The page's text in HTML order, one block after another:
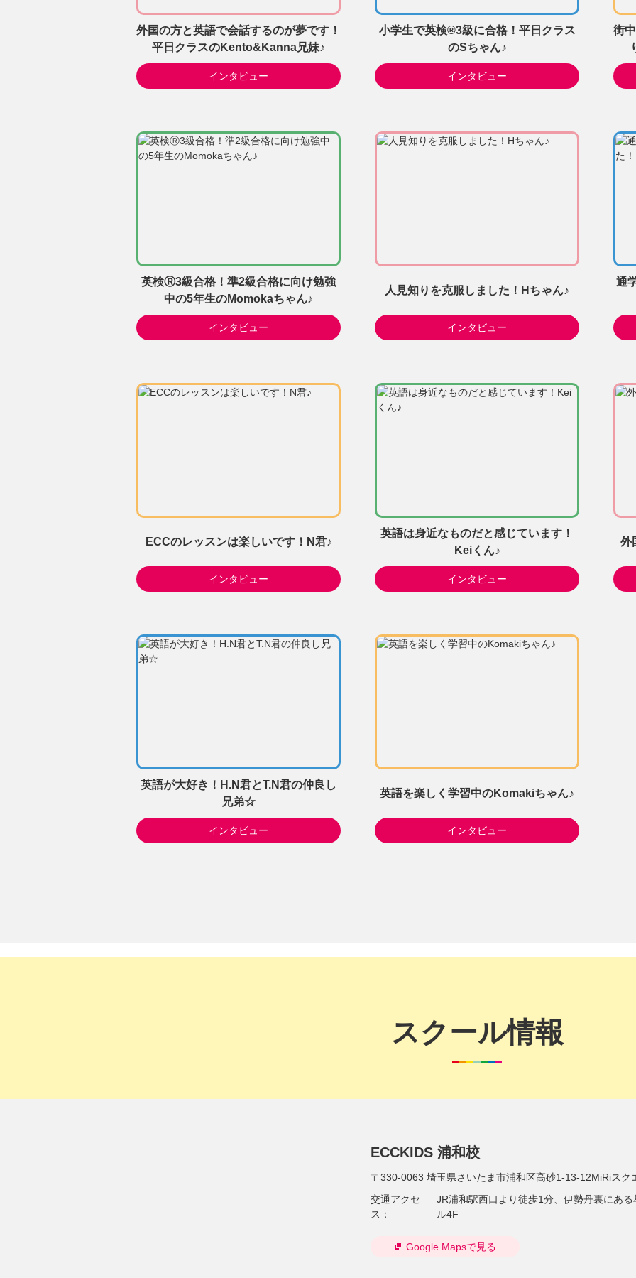
外国の方と英語で会話するのが夢です！
平日クラスのKento&Kanna兄妹♪
インタビュー
小学生で英検®3級に合格！平日クラス
のSちゃん♪
インタビュー
街
英検Ⓡ3級合格！準2級合格に向け勉強
中の5年生のMomokaちゃん♪
インタビュー
人見知りを克服しました！Hちゃん♪
インタビュー
通
ECCのレッスンは楽しいです！N君♪
インタビュー
英語は身近なものだと感じています！
Keiくん♪
インタビュー
外
英語が大好き！H.N君とT.N君の仲良し
兄弟☆
インタビュー
英語を楽しく学習中のKomakiちゃん♪
インタビュー
スクール情報
ECCKIDS 浦和校
〒330-0063 埼玉県さいたま市浦和区高砂1-13-12MiRiスク
交通アクセ
ス：
JR浦和駅西口より徒歩1分、伊勢丹裏にあ
ル4F
Google Mapsで見る